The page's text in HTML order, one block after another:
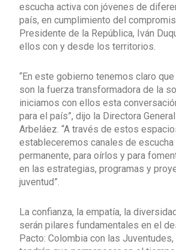
escucha activa con jóvenes de
país, en cumplimiento del
Presidente de la República, Iván
ellos con y desde los territorios.
“En este gobierno tenemos claro
son la fuerza transformadora de la
iniciamos con ellos esta
para el país”, dijo la Directora
Arbeláez. “A través de estos
estableceremos canales de escucha
permanente, para oírlos y para
en las estrategias, programas y
juventud”.
La confianza, la empatía, la
serán pilares fundamentales en el
Pacto: Colombia con las